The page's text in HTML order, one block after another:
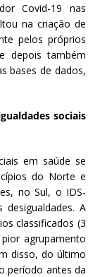
Covid-19 nas
na criação de
pelos próprios
depois também
bases de dados,
sociais
em saúde se
do Norte e
no Sul, o IDS-
A
classificados (3
agrupamento
disso, do último
período antes da